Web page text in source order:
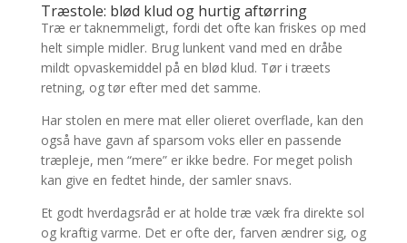
Træstole: blød klud og hurtig aftørring
Træ er taknemmeligt, fordi det ofte kan friskes op med
helt simple midler. Brug lunkent vand med en dråbe
mildt opvaskemiddel på en blød klud. Tør i træets
retning, og tør efter med det samme.
Har stolen en mere mat eller olieret overflade, kan den
også have gavn af sparsom voks eller en passende
træpleje, men “mere” er ikke bedre. For meget polish
kan give en fedtet hinde, der samler snavs.
Et godt hverdagsråd er at holde træ væk fra direkte sol
og kraftig varme. Det er ofte der, farven ændrer sig, og